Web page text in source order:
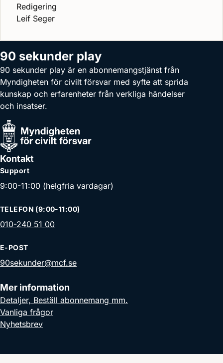
Redigering
Leif Seger
90 sekunder play
90 sekunder play är en abonnemangstjänst från
Myndigheten för civilt försvar med syfte att sprida
kunskap och erfarenheter från verkliga händelser
och insatser.
Kontakt
Support
9:00-11:00 (helgfria vardagar)
TELEFON (9:00-11:00)
010-240 51 00
E-POST
90sekunder@mcf.se
Mer information
Detaljer, Beställ abonnemang mm.
Vanliga frågor
Nyhetsbrev